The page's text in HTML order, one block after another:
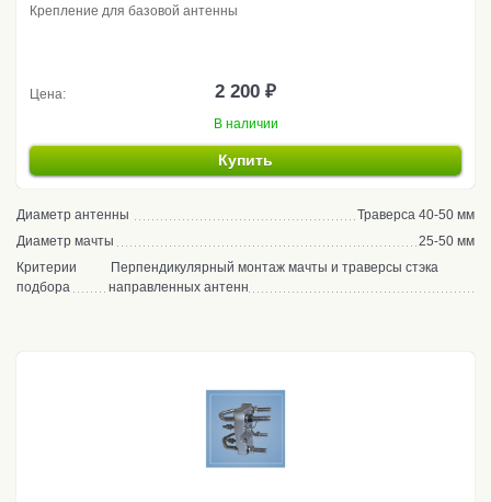
Крепление для базовой антенны
Цена: 2 200 ₽
В наличии
Купить
Диаметр антенны
Траверса 40-50 мм
Диаметр мачты
25-50 мм
Критерии
подбора
Перпендикулярный монтаж мачты и траверсы стэка
направленных антенн